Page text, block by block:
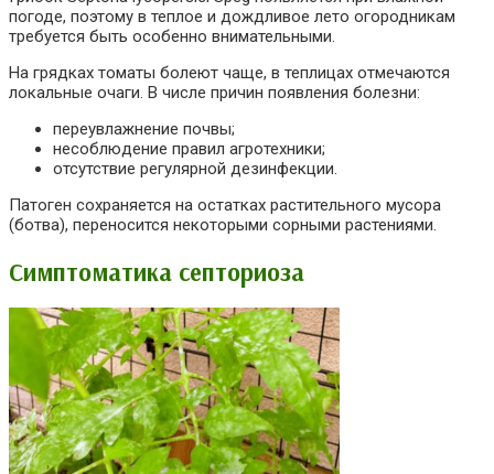
погоде, поэтому в теплое и дождливое лето огородникам
требуется быть особенно внимательными.
На грядках томаты болеют чаще, в теплицах отмечаются
локальные очаги. В числе причин появления болезни:
переувлажнение почвы;
несоблюдение правил агротехники;
отсутствие регулярной дезинфекции.
Патоген сохраняется на остатках растительного мусора
(ботва), переносится некоторыми сорными растениями.
Симптоматика септориоза